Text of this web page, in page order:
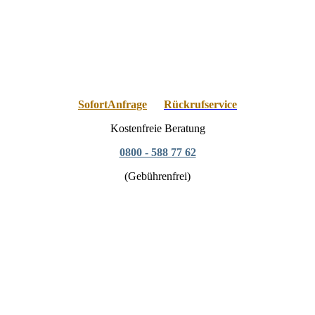
SofortAnfrage
Rückrufservice
Kostenfreie Beratung
0800 - 588 77 62
(Gebührenfrei)